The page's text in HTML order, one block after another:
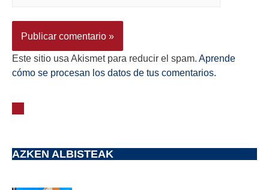
Este sitio usa Akismet para reducir el spam. Aprende
cómo se procesan los datos de tus comentarios.
AZKEN ALBISTEAK